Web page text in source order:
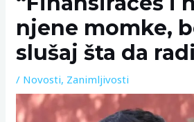
njene momke,
slušaj šta da
/ Novosti, Zanimljivosti